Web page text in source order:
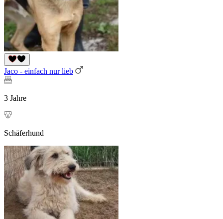
Jaco - einfach nur lieb
3 Jahre
Schäferhund